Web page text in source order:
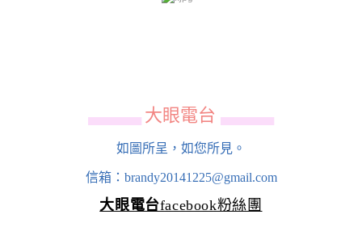
▄▄▄▄▄▄ 大眼電台 ▄▄▄▄▄▄
如圖所呈，如您所見。
信箱：brandy20141225@gmail.com
大眼電台facebook粉絲團